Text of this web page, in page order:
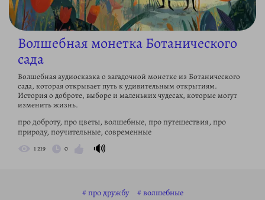
Волшебная монетка Ботанического
сада
Волшебная аудиосказка о загадочной монетке из Ботанического
сада, которая открывает путь к удивительным открытиям.
История о доброте, выборе и маленьких чудесах, которые могут
изменить жизнь.
про доброту, про цветы, волшебные, про путешествия, про
природу, поучительные, современные
1 219 0 🔊
про дружбу волшебные